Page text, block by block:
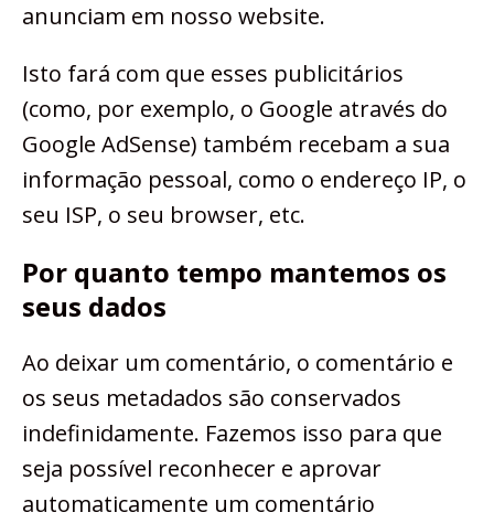
anunciam em nosso website.
Isto fará com que esses publicitários
(como, por exemplo, o Google através do
Google AdSense) também recebam a sua
informação pessoal, como o endereço IP, o
seu ISP, o seu browser, etc.
Por quanto tempo mantemos os
seus dados
Ao deixar um comentário, o comentário e
os seus metadados são conservados
indefinidamente. Fazemos isso para que
seja possível reconhecer e aprovar
automaticamente um comentário